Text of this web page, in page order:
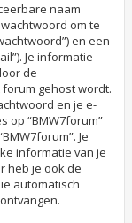
naam
om te
en een
Je informatie
de
gehost wordt.
en je e-
op “BMW7forum”
Je
informatie van je
heb je ook de
automatisch